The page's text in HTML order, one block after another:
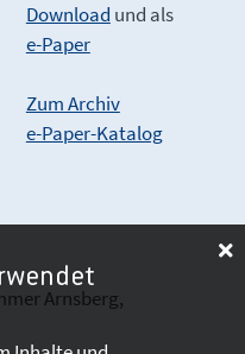
Download und als
e-Paper
Zum Archiv
e-Paper-Katalog
Arnsberg,